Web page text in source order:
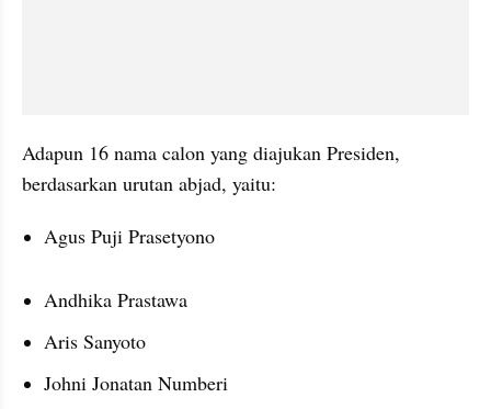
Adapun 16 nama calon yang diajukan Presiden,
berdasarkan urutan abjad, yaitu:
Agus Puji Prasetyono
Andhika Prastawa
Aris Sanyoto
Johni Jonatan Numberi